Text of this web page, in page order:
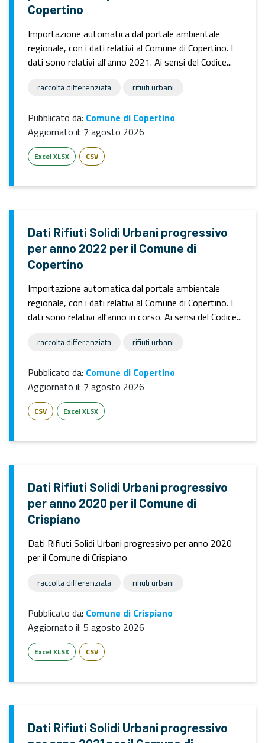
Copertino
Importazione automatica dal portale ambientale
regionale, con i dati relativi al Comune di Copertino. I
dati sono relativi all'anno 2021. Ai sensi del Codice...
raccolta differenziata rifiuti urbani
Pubblicato da: Comune di Copertino
Aggiornato il: 7 agosto 2026
Excel XLSX CSV
Dati Rifiuti Solidi Urbani progressivo
per anno 2022 per il Comune di
Copertino
Importazione automatica dal portale ambientale
regionale, con i dati relativi al Comune di Copertino. I
dati sono relativi all'anno in corso. Ai sensi del Codice...
raccolta differenziata rifiuti urbani
Pubblicato da: Comune di Copertino
Aggiornato il: 7 agosto 2026
CSV Excel XLSX
Dati Rifiuti Solidi Urbani progressivo
per anno 2020 per il Comune di
Crispiano
Dati Rifiuti Solidi Urbani progressivo per anno 2020
per il Comune di Crispiano
raccolta differenziata rifiuti urbani
Pubblicato da: Comune di Crispiano
Aggiornato il: 5 agosto 2026
Excel XLSX CSV
Dati Rifiuti Solidi Urbani progressivo